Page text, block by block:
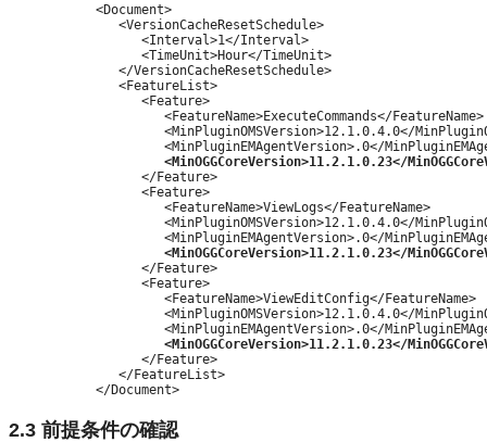
<Document>
   <VersionCacheResetSchedule>
      <Interval>1</Interval>
      <TimeUnit>Hour</TimeUnit>
   </VersionCacheResetSchedule>
   <FeatureList>
      <Feature>
         <FeatureName>ExecuteCommands</FeatureName>
<MinPluginOMSVersion>12.1.0.4.0</
<MinPluginEMAgentVersion>.0</
<MinOGGCoreVersion>11.2.1.0.23</
      </Feature>
      <Feature>
         <FeatureName>ViewLogs</FeatureName>
<MinPluginOMSVersion>12.1.0.4.0</
<MinPluginEMAgentVersion>.0</
<MinOGGCoreVersion>11.2.1.0.23</
      </Feature>
      <Feature>
         <FeatureName>ViewEditConfig</FeatureName>
<MinPluginOMSVersion>12.1.0.4.0</
<MinPluginEMAgentVersion>.0</
<MinOGGCoreVersion>11.2.1.0.23</
      </Feature>
   </FeatureList>
2.3 前提条件の確認